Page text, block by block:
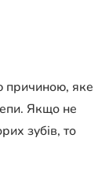
причиною, яке
Якщо не
зубів, то